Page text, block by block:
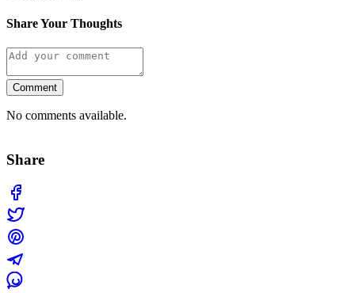
Share Your Thoughts
Comment
No comments available.
Share